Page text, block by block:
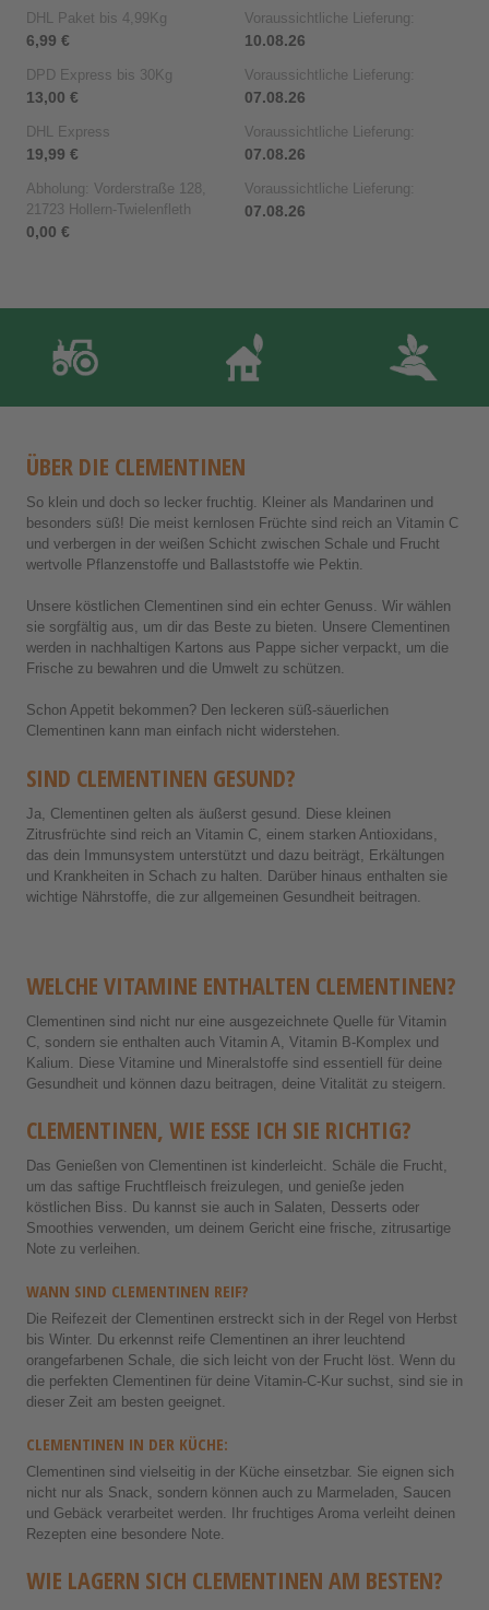
DHL Paket bis 4,99Kg
6,99 €
Voraussichtliche Lieferung:
10.08.26
DPD Express bis 30Kg
13,00 €
Voraussichtliche Lieferung:
07.08.26
DHL Express
19,99 €
Voraussichtliche Lieferung:
07.08.26
Abholung: Vorderstraße 128,
21723 Hollern-Twielenfleth
0,00 €
Voraussichtliche Lieferung:
07.08.26
ÜBER DIE CLEMENTINEN
So klein und doch so lecker fruchtig. Kleiner als Mandarinen und
besonders süß! Die meist kernlosen Früchte sind reich an Vitamin C
und verbergen in der weißen Schicht zwischen Schale und Frucht
wertvolle Pflanzenstoffe und Ballaststoffe wie Pektin.
Unsere köstlichen Clementinen sind ein echter Genuss. Wir wählen
sie sorgfältig aus, um dir das Beste zu bieten. Unsere Clementinen
werden in nachhaltigen Kartons aus Pappe sicher verpackt, um die
Frische zu bewahren und die Umwelt zu schützen.
Schon Appetit bekommen? Den leckeren süß-säuerlichen
Clementinen kann man einfach nicht widerstehen.
SIND CLEMENTINEN GESUND?
Ja, Clementinen gelten als äußerst gesund. Diese kleinen
Zitrusfrüchte sind reich an Vitamin C, einem starken Antioxidans,
das dein Immunsystem unterstützt und dazu beiträgt, Erkältungen
und Krankheiten in Schach zu halten. Darüber hinaus enthalten sie
wichtige Nährstoffe, die zur allgemeinen Gesundheit beitragen.
WELCHE VITAMINE ENTHALTEN CLEMENTINEN?
Clementinen sind nicht nur eine ausgezeichnete Quelle für Vitamin
C, sondern sie enthalten auch Vitamin A, Vitamin B-Komplex und
Kalium. Diese Vitamine und Mineralstoffe sind essentiell für deine
Gesundheit und können dazu beitragen, deine Vitalität zu steigern.
CLEMENTINEN, WIE ESSE ICH SIE RICHTIG?
Das Genießen von Clementinen ist kinderleicht. Schäle die Frucht,
um das saftige Fruchtfleisch freizulegen, und genieße jeden
köstlichen Biss. Du kannst sie auch in Salaten, Desserts oder
Smoothies verwenden, um deinem Gericht eine frische, zitrusartige
Note zu verleihen.
WANN SIND CLEMENTINEN REIF?
Die Reifezeit der Clementinen erstreckt sich in der Regel von Herbst
bis Winter. Du erkennst reife Clementinen an ihrer leuchtend
orangefarbenen Schale, die sich leicht von der Frucht löst. Wenn du
die perfekten Clementinen für deine Vitamin-C-Kur suchst, sind sie in
dieser Zeit am besten geeignet.
CLEMENTINEN IN DER KÜCHE:
Clementinen sind vielseitig in der Küche einsetzbar. Sie eignen sich
nicht nur als Snack, sondern können auch zu Marmeladen, Saucen
und Gebäck verarbeitet werden. Ihr fruchtiges Aroma verleiht deinen
Rezepten eine besondere Note.
WIE LAGERN SICH CLEMENTINEN AM BESTEN?